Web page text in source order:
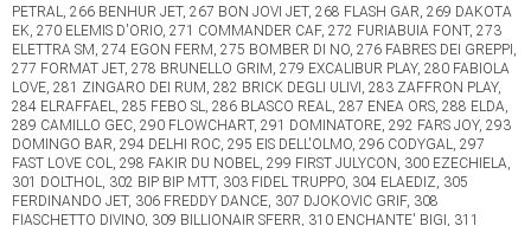
PETRAL, 266 BENHUR JET, 267 BON JOVI JET, 268 FLASH GAR, 269 DAKOTA
EK, 270 ELEMIS D'ORIO, 271 COMMANDER CAF, 272 FURIABUIA FONT, 273
ELETTRA SM, 274 EGON FERM, 275 BOMBER DI NO, 276 FABRES DEI GREPPI,
277 FORMAT JET, 278 BRUNELLO GRIM, 279 EXCALIBUR PLAY, 280 FABIOLA
LOVE, 281 ZINGARO DEI RUM, 282 BRICK DEGLI ULIVI, 283 ZAFFRON PLAY,
284 ELRAFFAEL, 285 FEBO SL, 286 BLASCO REAL, 287 ENEA ORS, 288 ELDA,
289 CAMILLO GEC, 290 FLOWCHART, 291 DOMINATORE, 292 FARS JOY, 293
DOMINGO BAR, 294 DELHI ROC, 295 EIS DELL'OLMO, 296 CODYGAL, 297
FAST LOVE COL, 298 FAKIR DU NOBEL, 299 FIRST JULYCON, 300 EZECHIELA,
301 DOLTHOL, 302 BIP BIP MTT, 303 FIDEL TRUPPO, 304 ELAEDIZ, 305
FERDINANDO JET, 306 FREDDY DANCE, 307 DJOKOVIC GRIF, 308
FIASCHETTO DIVINO, 309 BILLIONAIR SFERR, 310 ENCHANTE' BIGI, 311